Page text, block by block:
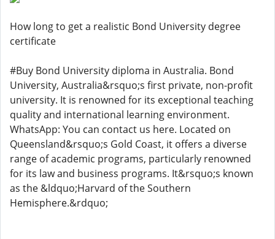
How long to get a realistic Bond University degree
certificate
#Buy Bond University diploma in Australia. Bond
University, Australia&rsquo;s first private, non-profit
university. It is renowned for its exceptional teaching
quality and international learning environment.
WhatsApp: You can contact us here. Located on
Queensland&rsquo;s Gold Coast, it offers a diverse
range of academic programs, particularly renowned
for its law and business programs. It&rsquo;s known
as the &ldquo;Harvard of the Southern
Hemisphere.&rdquo;